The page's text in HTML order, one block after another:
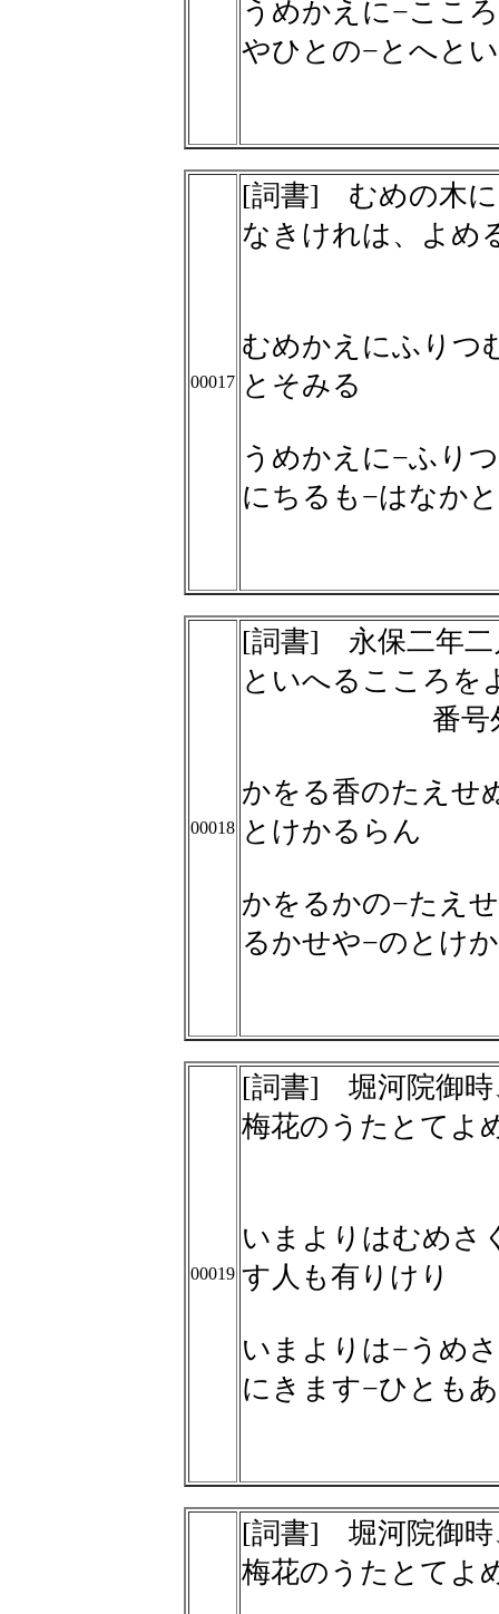
うめかえに−ここ
やひとの−とへと
00017
[詞書] むめの木に
なきけれは、よめ
むめかえにふりつ
とそみる
うめかえに−ふり
にちるも−はなか
00018
[詞書] 永保二年二
といへるこころを
番
かをる香のたえせ
とけかるらん
かをるかの−たえ
るかせや−のとけ
00019
[詞書] 堀河院御時
梅花のうたとてよ
いまよりはむめさ
す人も有りけり
いまよりは−うめ
にきます−ひとも
[詞書] 堀河院御時
梅花のうたとてよ